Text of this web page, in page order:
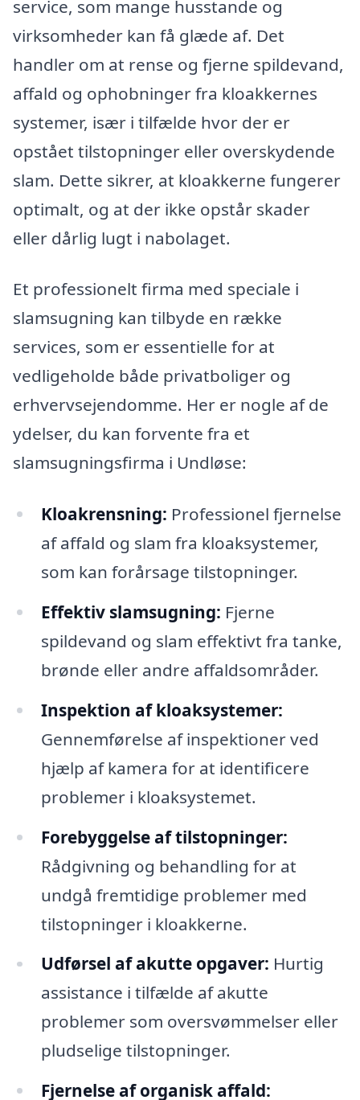
service, som mange husstande og
virksomheder kan få glæde af. Det
handler om at rense og fjerne spildevand,
affald og ophobninger fra kloakkernes
systemer, især i tilfælde hvor der er
opstået tilstopninger eller overskydende
slam. Dette sikrer, at kloakkerne fungerer
optimalt, og at der ikke opstår skader
eller dårlig lugt i nabolaget.
Et professionelt firma med speciale i
slamsugning kan tilbyde en række
services, som er essentielle for at
vedligeholde både privatboliger og
erhvervsejendomme. Her er nogle af de
ydelser, du kan forvente fra et
slamsugningsfirma i Undløse:
Kloakrensning: Professionel fjernelse
af affald og slam fra kloaksystemer,
som kan forårsage tilstopninger.
Effektiv slamsugning: Fjerne
spildevand og slam effektivt fra tanke,
brønde eller andre affaldsområder.
Inspektion af kloaksystemer:
Gennemførelse af inspektioner ved
hjælp af kamera for at identificere
problemer i kloaksystemet.
Forebyggelse af tilstopninger:
Rådgivning og behandling for at
undgå fremtidige problemer med
tilstopninger i kloakkerne.
Udførsel af akutte opgaver: Hurtig
assistance i tilfælde af akutte
problemer som oversvømmelser eller
pludselige tilstopninger.
Fjernelse af organisk affald: